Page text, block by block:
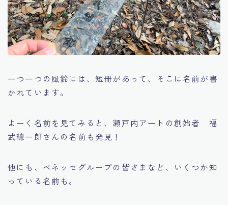
一つ一つの風鈴には、短冊があって、そこに名前が書
かれています。
よーく名前を見てみると、瀬戸内アートの創始者 福
武總一郎さんの名前も発見！
他にも、ベネッセグループの皆さまなど、いくつか知
っている名前も。